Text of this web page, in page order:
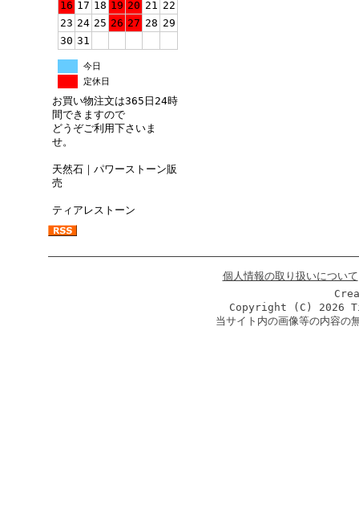
16 17 18 19 20 21 22
23 24 25 26 27 28 29
30 31
今日
定休日
お買い物注文は365日24時
間できますので
どうぞご利用下さいま
せ。
天然石｜パワーストーン販
売
ティアレストーン
個人情報の取り扱いについて
Copyright (C) 2026
当サイト内の画像等の内容の